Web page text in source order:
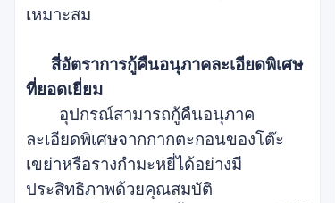
เหมาะสม
สี่อัตราการกู้คืนอนุภาคละเอียดพิเศษ
ที่ยอดเยี่ยม
อุปกรณ์สามารถกู้คืนอนุภาค
ละเอียดพิเศษจากกากตะกอนของโต๊ะ
เขย่าหรือรางกำมะหยี่ได้อย่างมี
ประสิทธิภาพด้วยคุณสมบัติ